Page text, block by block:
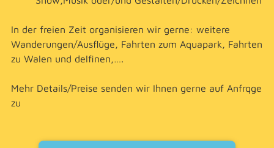
In der freien Zeit organisieren wir gerne: weitere
Wanderungen/Ausflüge, Fahrten zum Aquapark, Fahrten
zu Walen und delfinen,….
Mehr Details/Preise senden wir Ihnen gerne auf Anfrqge
zu